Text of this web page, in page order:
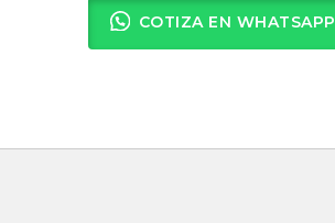
COTIZA EN WHATSAPP